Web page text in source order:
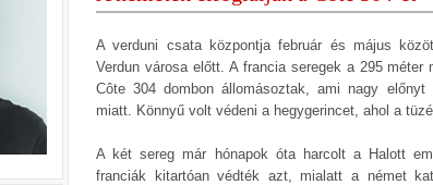
A verduni csata központja február és május
Verdun városa előtt. A francia seregek a 295 méter
Côte 304 dombon állomásoztak, ami nagy
miatt. Könnyű volt védeni a hegygerincet, ahol a
A két sereg már hónapok óta harcolt a Halott
franciák kitartóan védték azt, mialatt a német